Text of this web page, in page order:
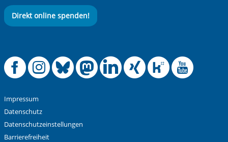
Direkt online spenden!
Offizielle
Offizielle
Offizielle
Offizielle
Offizielle
Impressum
Datenschutz
Datenschutzeinstellungen
Barrierefreiheit